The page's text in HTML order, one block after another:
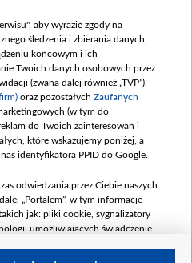
/ Polska
Europy
O nas
o nadawcy
partnerskie
aby wyrazić zgody na
śledzenia i zbierania danych,
końcowym i ich
Twoich danych osobowych przez
(zwaną dalej również „TVP”),
oraz pozostałych Zaufanych
(w tym do
do Twoich zainteresowań i
które wskazujemy poniżej, a
identyfikatora PPID do Google.
odwiedzania przez Ciebie naszych
„Portalem”, w tym informacje
jak: pliki cookie, sygnalizatory
umożliwiających świadczenie